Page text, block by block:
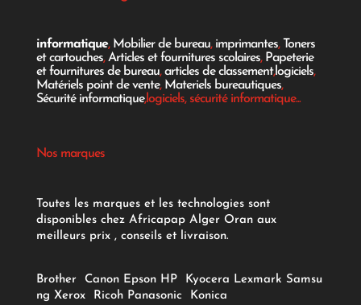
informatique, Mobilier de bureau, imprimantes, Toners
et cartouches,Articles et fournitures scolaires, Papeterie
et fournitures de bureau,articles de classement,logiciels,
Matériels point de vente, Materiels bureautiques,
Sécurité informatique,logiciels, sécurité informatique...
Nos marques
Toutes les marques et les technologies sont
disponibles chez Africapap Alger Oran aux
meilleurs prix , conseils et livraison.
Brother Canon Epson HP Kyocera Lexmark Samsu
ng Xerox Ricoh Panasonic
Konica